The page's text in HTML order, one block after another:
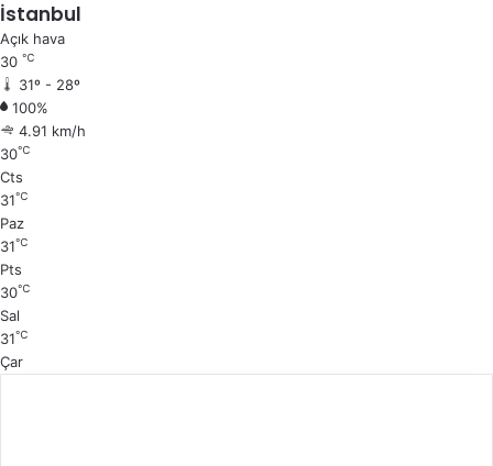
İstanbul
Açık hava
30 ℃
31º - 28º
100%
4.91 km/h
30℃
Cts
31℃
Paz
31℃
Pts
30℃
Sal
31℃
Çar